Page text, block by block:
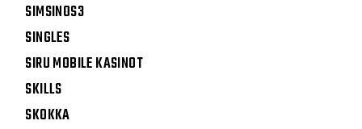
SIMSINOS3
SINGLES
SIRU MOBILE KASINOT
SKILLS
SKOKKA